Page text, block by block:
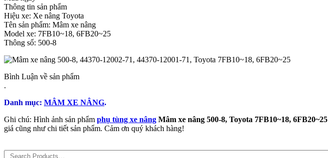
Thông tin sản phẩm
Hiệu xe: Xe nâng Toyota
Tên sản phẩm: Mâm xe nâng
Model xe: 7FB10~18, 6FB20~25
Thông số: 500-8
Bình Luận về sản phẩm
.
Danh mục: MÂM XE NÂNG.
Ghi chú: Hình ảnh sản phẩm phụ tùng xe nâng Mâm xe nâng 500-8, Toyota 7FB10~18, 6FB20~25
giá cũng như chi tiết sản phẩm. Cảm ơn quý khách hàng!